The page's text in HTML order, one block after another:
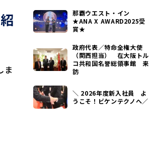
ま
那覇ウエスト・イン
★ANA X AWARD2025受
賞★
政府代表／特命全権大使
（関西担当） 在大阪トル
コ共和国名誉総領事館 来
訪
＼ 2026年度新入社員 よ
うこそ！ビケンテクノへ／